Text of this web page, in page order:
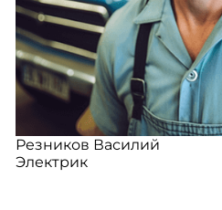
Резников Василий
Электрик